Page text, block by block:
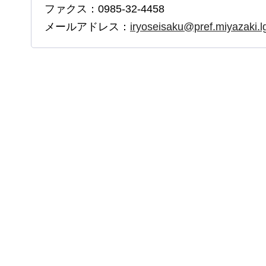
ファクス：0985-32-4458
メールアドレス：